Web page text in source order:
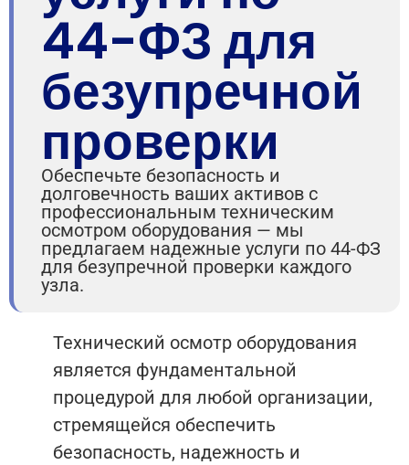
44-ФЗ для
безупречной
проверки
Обеспечьте безопасность и
долговечность ваших активов с
профессиональным техническим
осмотром оборудования — мы
предлагаем надежные услуги по 44-ФЗ
для безупречной проверки каждого
узла.
Технический осмотр оборудования
является фундаментальной
процедурой для любой организации,
стремящейся обеспечить
безопасность, надежность и